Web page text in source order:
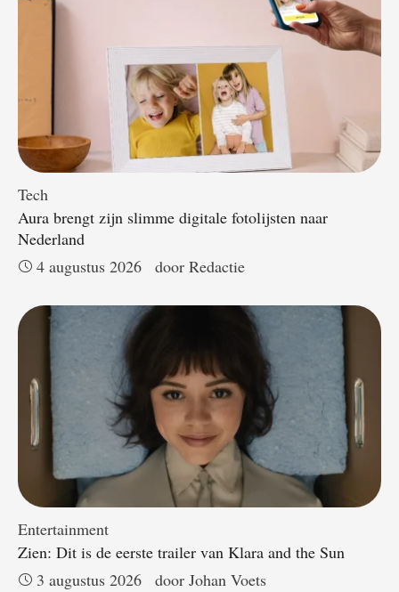
Tech
Aura brengt zijn slimme digitale fotolijsten naar
Nederland
4 augustus 2026
door Redactie
Entertainment
Zien: Dit is de eerste trailer van Klara and the Sun
3 augustus 2026
door Johan Voets